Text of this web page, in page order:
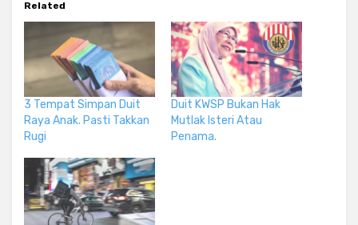
Related
3 Tempat Simpan Duit
Raya Anak. Pasti Takkan
Rugi
Duit KWSP Bukan Hak
Mutlak Isteri Atau
Penama.